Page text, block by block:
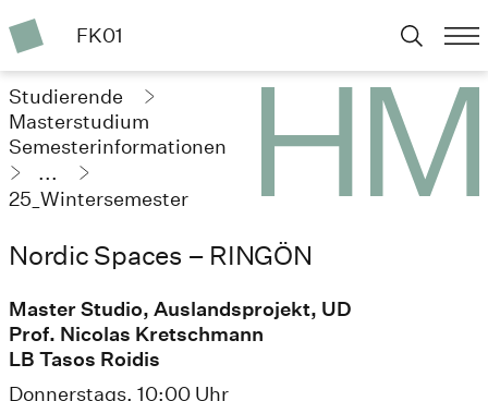
FK01
Studierende
Masterstudium
Semesterinformationen
...
25_Wintersemester
Nordic Spaces – RINGÖN
Master Studio, Auslandsprojekt, UD
Prof. Nicolas Kretschmann
LB Tasos Roidis
Donnerstags, 10:00 Uhr